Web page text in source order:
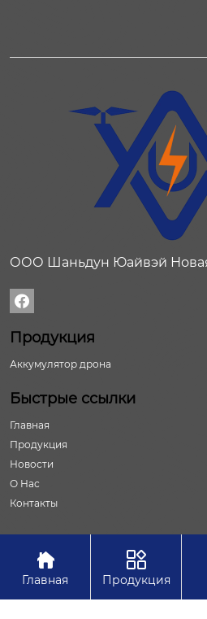
ООО Шаньдун Юайвэй

Продукция
Аккумулятор дрона
Быстрые ссылки
Главная
Продукция
Новости
О Нас
Контакты
Авторское право©ООО Шаньдун

Главная

Продукция